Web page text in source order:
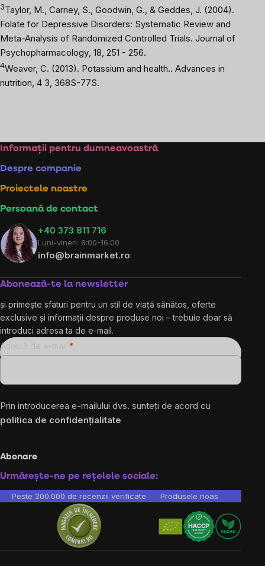
3Taylor, M., Carney, S., Goodwin, G., & Geddes, J. (2004).
Folate for Depressive Disorders: Systematic Review and
Meta-Analysis of Randomized Controlled Trials. Journal of
Psychopharmacology , 18, 251 - 256.
4Weaver, C. (2013). Potassium and health.. Advances in
nutrition , 4 3, 368S-77S.
Subsol
Informații pentru dumneavoastră
Despre companie
Proiectele noastre
Persoană de contact
+40 373 811 716
Luni-vineri: 8:00-16:00
info@brainmarket.ro
Abonează-te la newsletter
și primește sfaturi pentru un stil de viață sănătos, oferte
exclusive și informații despre produse noi – trebuie doar să
introduci adresa ta de e-mail.
Adresă de e-mail
Prin introducerea e-mailului dvs. sunteți de acord cu
politica de confidențialitate
Abonare
Urmărește-ne pe rețelele sociale:
Peste 200.000 de recenzii verificate Produsele noastre sunt